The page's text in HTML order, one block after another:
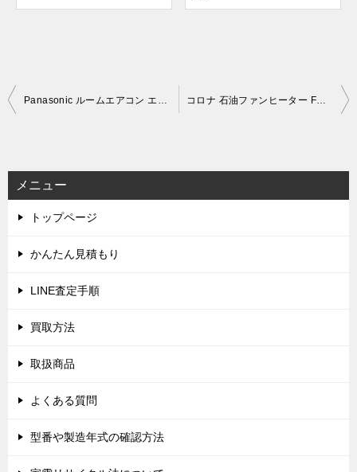
投
ビ
ゲ
ー
シ
メニュー
トップページ
かんたん見積もり
LINE査定手順
買取方法
取扱商品
よくある質問
型番や製造年式の確認方法